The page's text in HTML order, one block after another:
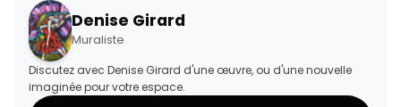
Denise Girard
Muraliste
Discutez avec Denise Girard d'une œuvre, ou d'une nouvelle
imaginée pour votre espace.